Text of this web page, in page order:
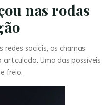
nas rodas
redes sociais, as chamas
Uma das possíveis
freio.